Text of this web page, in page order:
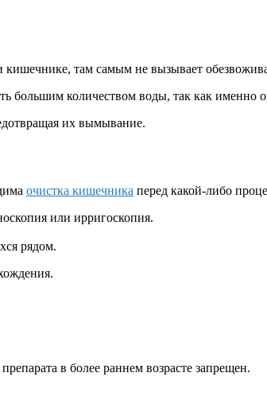
кишечнике, там самым не вызывает
большим количеством воды, так как именно
их вымывание.
очистка кишечника перед какой-либо
или ирригоскопия.
рядом.
в более раннем возрасте запрещен.